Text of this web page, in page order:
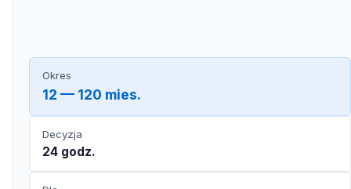
Okres
12 — 120 mies.
Decyzja
24 godz.